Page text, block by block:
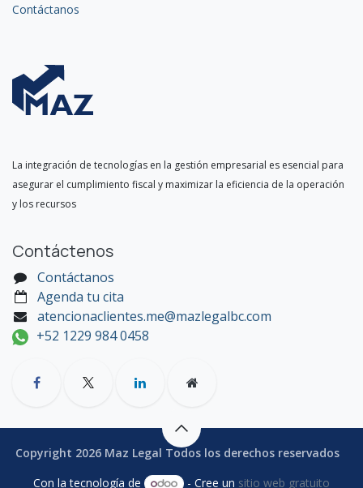
Contáctanos
La integración de tecnologías en la gestión empresarial es esencial para
asegurar el cumplimiento fiscal y maximizar la eficiencia de la operación
y los recursos
Contáctenos
Contáctanos
Agenda tu cita
atencionaclientes.me@mazlegalbc.com
+52 1229 984 0458
Copyright 2026 Maz Legal Todos los derechos reservados
Con la tecnología de
- Cree un sitio web gratuito